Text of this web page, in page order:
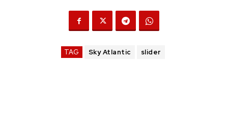
TAG Sky Atlantic slider